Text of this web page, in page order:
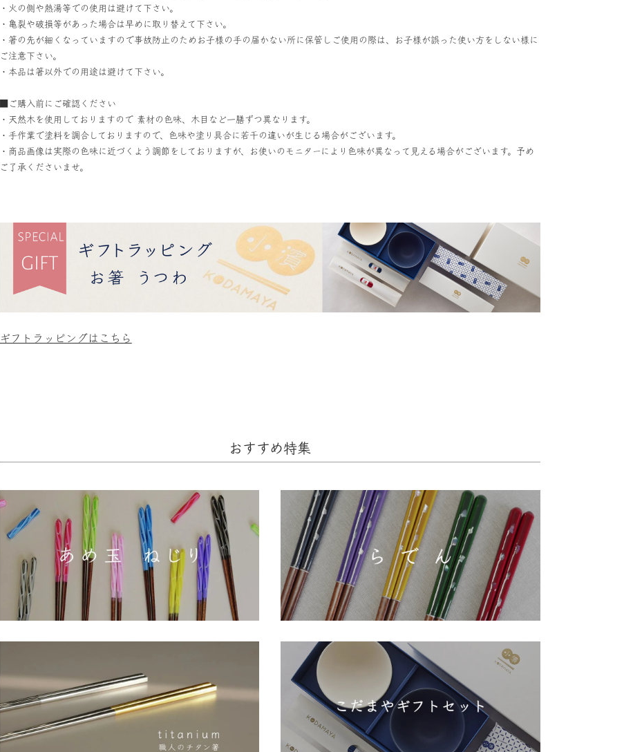
・火の側や熱湯等での使用は避けて下さい。
・亀裂や破損等があった場合は早めに取り替えて下さい。
・箸の先が細くなっていますので事故防止のためお子様の手の届かない所に保管しご使用の際は、お子様が誤った使い方をしない様に
ご注意下さい。
・本品は箸以外での用途は避けて下さい。
■ご購入前にご確認ください
・天然木を使用しておりますので 素材の色味、木目など一膳ずつ異なります。
・手作業で塗料を調合しておりますので、色味や塗り具合に若干の違いが生じる場合がございます。
・商品画像は実際の色味に近づくよう調節をしておりますが、お使いのモニターにより色味が異なって見える場合がございます。予め
ご了承くださいませ。
ギフトラッピングはこちら
おすすめ特集